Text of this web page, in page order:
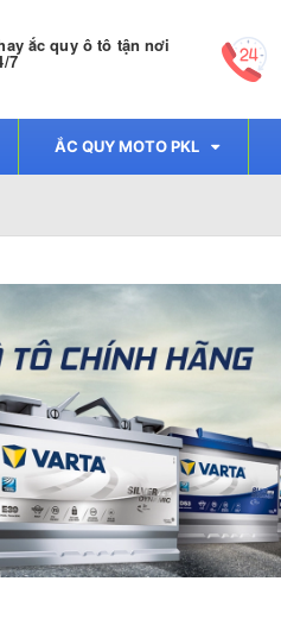
ắc quy ô tô tận nơi
7
ẮC QUY MOTO PKL